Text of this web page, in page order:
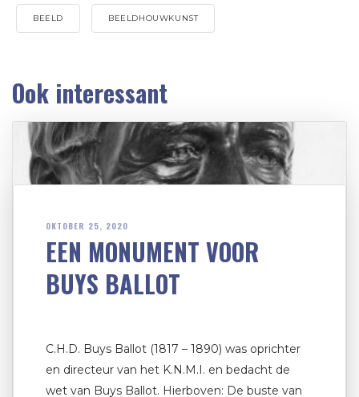
BEELD BEELDHOUWKUNST
Ook interessant
OKTOBER 25, 2020
EEN MONUMENT VOOR
BUYS BALLOT
C.H.D. Buys Ballot (1817 – 1890) was oprichter
en directeur van het K.N.M.I. en bedacht de
wet van Buys Ballot. Hierboven: De buste van